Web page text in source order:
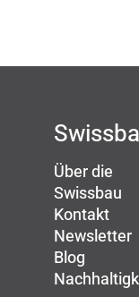
Über die
Swissbau
Kontakt
Newsletter
Blog